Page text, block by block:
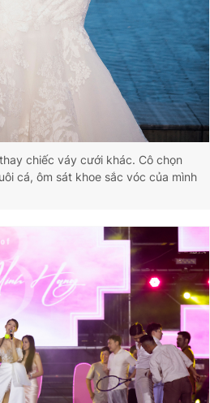
chiếc váy cưới khác. Cô chọn
cá, ôm sát khoe sắc vóc của mình